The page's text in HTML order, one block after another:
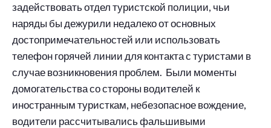
задействовать отдел туристской полиции, чьи
наряды бы дежурили недалеко от основных
достопримечательностей или использовать
телефон горячей линии для контакта с туристами в
случае возникновения проблем. Были моменты
домогательства со стороны водителей к
иностранным туристкам, небезопасное вождение,
водители рассчитывались фальшивыми